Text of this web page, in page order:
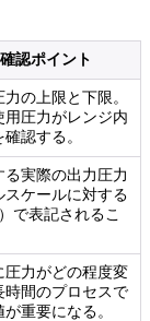
認ポイント
の上限と下限。
用圧力がレンジ内
認する。
る実際の出力圧力
スケールに対する
で表記されるこ
圧力がどの程度変
時間のプロセスで
重要になる。